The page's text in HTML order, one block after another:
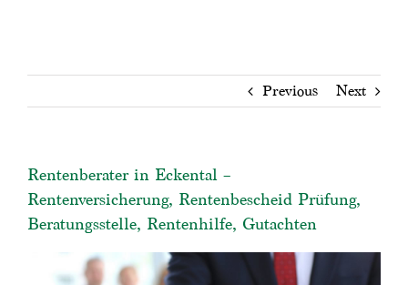
Previous Next
Rentenberater in Eckental –
Rentenversicherung, Rentenbescheid Prüfung,
Beratungsstelle, Rentenhilfe, Gutachten